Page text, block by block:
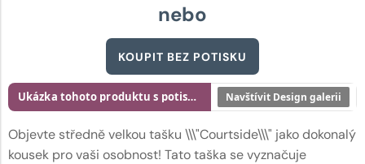
nebo
KOUPIT BEZ POTISKU
Objevte středně velkou tašku \\\"Courtside\\\" jako dokonalý
kousek pro vaši osobnost! Tato taška se vyznačuje
Ukázka tohoto produktu s potiskem Navštívit Design galerii